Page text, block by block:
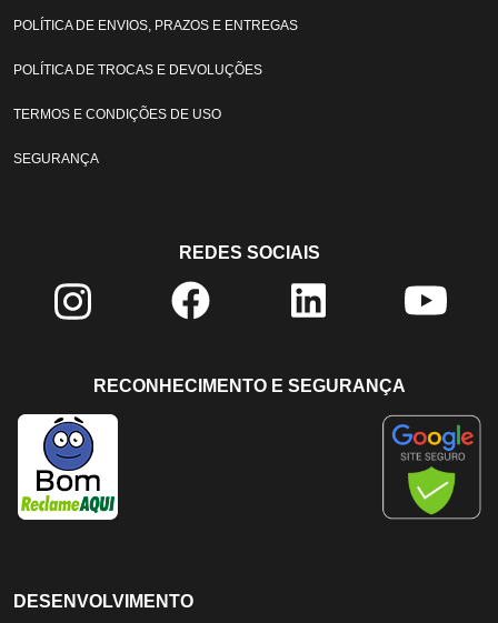
POLÍTICA DE ENVIOS, PRAZOS E ENTREGAS
POLÍTICA DE TROCAS E DEVOLUÇÕES
TERMOS E CONDIÇÕES DE USO
SEGURANÇA
REDES SOCIAIS
RECONHECIMENTO E SEGURANÇA
DESENVOLVIMENTO